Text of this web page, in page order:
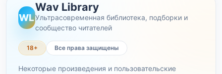
WL
Wav Library
Ультрасовременная библиотека, подборки и
сообщество читателей
18+ Все права защищены
Некоторые произведения и пользовательские